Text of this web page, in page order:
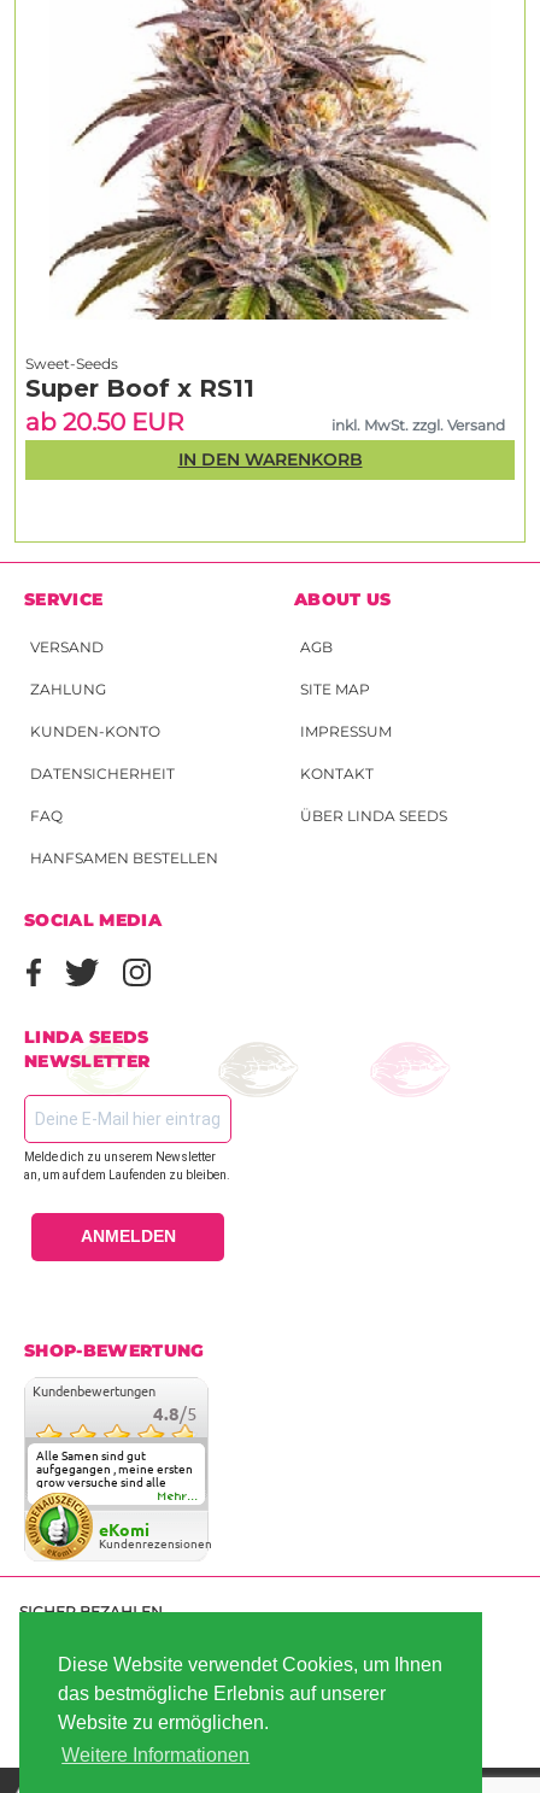
Diese Website verwendet Cookies, um Ihnen
das bestmögliche Erlebnis auf unserer
Website zu ermöglichen.
Weitere Informationen
Sweet-Seeds
Super Boof x RS11
ab 20.50 EUR
inkl. MwSt. zzgl. Versand
IN DEN WARENKORB
SERVICE
VERSAND
ZAHLUNG
KUNDEN-KONTO
DATENSICHERHEIT
FAQ
HANFSAMEN BESTELLEN
ABOUT US
AGB
SITE MAP
IMPRESSUM
KONTAKT
ÜBER LINDA SEEDS
SOCIAL MEDIA
LINDA SEEDS
NEWSLETTER
Melde dich zu unserem Newsletter
an, um auf dem Laufenden zu bleiben.
ANMELDEN
SHOP-BEWERTUNG
Kundenbewertungen
4.8/5
Alle Samen sind gut
aufgegangen , meine ersten
grow versuche sind alle
geglückt. Die Sorten und
Anbieter Vielfalt
überzeugen sehr . Werde
wohl immer hier bestellen !
Mehr...
eKomi
Kundenrezensionen
SICHER BEZAHLEN
SCHNELL VERSENDET